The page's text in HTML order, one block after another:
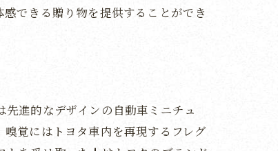
できる贈り物を提供することができ
進的なデザインの自動車ミニチュ
覚にはトヨタ車内を再現するフレグ